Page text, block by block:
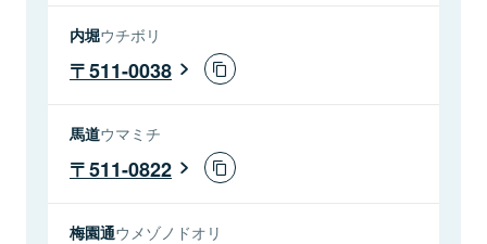
内堀ウチボリ
511-0038
馬道ウマミチ
511-0822
梅園通ウメゾノドオリ